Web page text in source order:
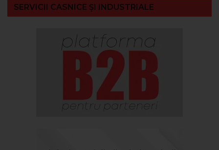
SERVICII CASNICE ȘI INDUSTRIALE